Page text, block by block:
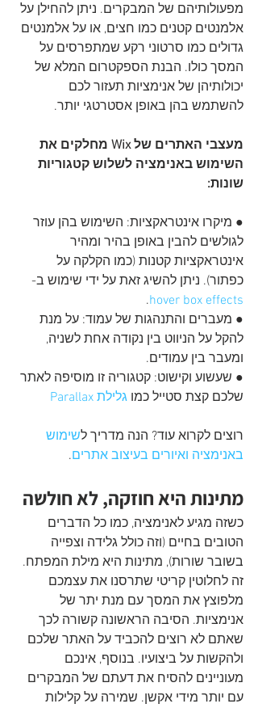
מפעולותיהם של המבקרים. ניתן להחילן על
אלמנטים קטנים כמו חצים, או על אלמנטים
גדולים כמו סרטוני רקע שמתפרסים על
המסך כולו. הבנת הספקטרום המלא של
יכולותיהן של אנימציות תעזור לכם
להשתמש בהן באופן אסטרטגי יותר.
מעצבי האתרים של Wix מחלקים את
השימוש באנימציה לשלוש קטגוריות
שונות:
● מיקרו אינטראקציות: השימוש בהן עוזר
לגולשים להבין באופן בהיר ומהיר
אינטראקציות קטנות (כמו הקלקה על
כפתור). ניתן להשיג זאת על ידי שימוש ב-
hover box effects
.
● מעברים והתנהגות של עמוד: על מנת
להקל על הניווט בין נקודה אחת לשניה,
ומעבר בין עמודים.
● שעשוע וקישוט: קטגוריה זו מוסיפה לאתר
שלכם קצת סטייל כמו גלילת Parallax
רוצים לקרוא עוד? הנה מדריך לשימוש
באנימציה ואיורים בעיצוב אתרים.
מתינות היא חוזקה, לא חולשה
כשזה מגיע לאנימציה, כמו כל הדברים
הטובים בחיים (וזה כולל גלידה וצפייה
בשובר שורות), מתינות היא מילת המפתח.
זה לחלוטין קריטי שתרסנו את עצמכם
מלפוצץ את המסך עם מנת יתר של
אנימציות. הסיבה הראשונה קשורה לכך
שאתם לא רוצים להכביד על האתר שלכם
ולהקשות על ביצועיו. בנוסף, אינכם
מעוניינים להסיח את דעתם של המבקרים
עם יותר מידי אקשן. שמירה על קלילות